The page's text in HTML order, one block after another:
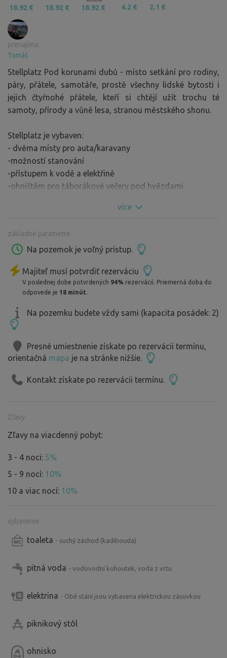
18.92 € 18.92 € 18.92 € 4.2 € 2.1 €
prenajíma:
Tomáš
Stellplatz Pod korunami dubů - místo setkání pro rodiny,
páry, přátele, samotáře, prostě všechny lidské bytosti i
jejich čtyřnohé přátele, kteří si chtějí užít trochu té
samoty, přírody a vůně lesa, stranou městského shonu.
Stellplatz je vybaven:
- dvěma místy pro auta/karavany
-možností stanování
-přístupem k vodě a elektřině
-ohništěm pro táborákové večery pod hvězdami
více
základné parametre
Na pozemok je voľný prístup.
Majiteľ musí potvrdiť rezerváciu
V poslednej dobe potvrdených 94% rezervácií. Priemerná doba do
odpovede je 18 minút.
Na pozemku budete vždy sami (kapacita posádek: 2)
Presné umiestnenie získate po rezervácii termínu,
orientačná mapa je na stránke nižšie.
Kontakt získate po rezervácii termínu.
Zľavy
Zľavy na viacdenný pobyt:
3 - 4 noci: 5%
5 - 9 nocí: 10%
10 a viac nocí: 10%
vybavenie
toaleta - suchý záchod (kadibouda)
pitná voda - vodovodní kohoutek, voda z vrtu
elektrina - Obě stání jsou vybavena elektrickou zásuvkou
piknikový stôl
ohnisko